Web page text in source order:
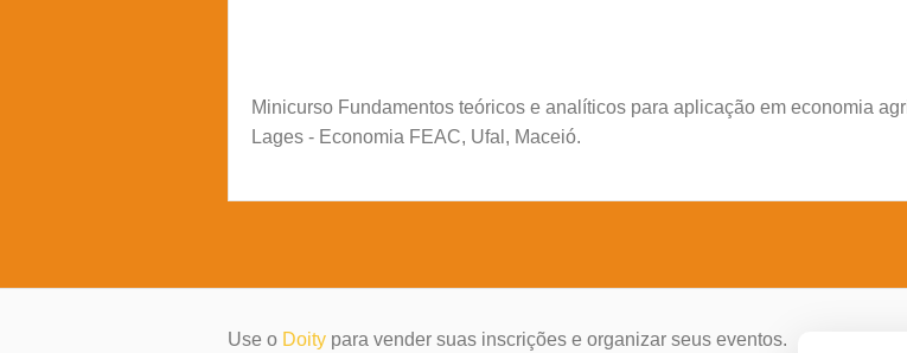
Minicurso Fundamentos teóricos e analíticos para aplicação em economia
Lages - Economia FEAC, Ufal, Maceió.
Use o Doity para vender suas inscrições e organizar seus eventos.